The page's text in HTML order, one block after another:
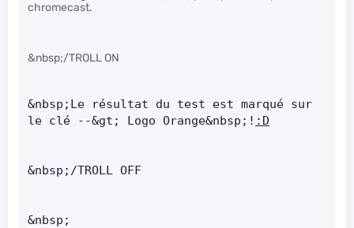
chromecast.
&nbsp;/TROLL ON
&nbsp;Le résultat du test est marqué sur
le clé --&gt; Logo Orange&nbsp;! :D
&nbsp;/TROLL OFF
&nbsp;